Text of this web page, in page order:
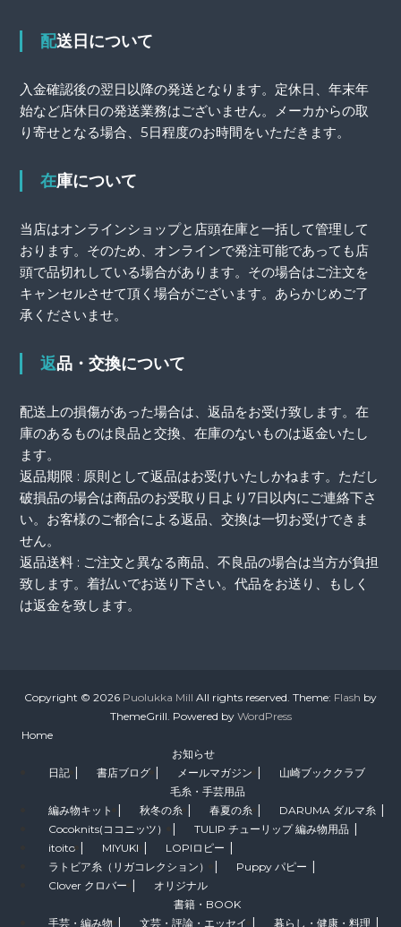
配送日について
入金確認後の翌日以降の発送となります。定休日、年末年
始など店休日の発送業務はございません。メーカからの取
り寄せとなる場合、5日程度のお時間をいただきます。
在庫について
当店はオンラインショップと店頭在庫と一括して管理して
おります。そのため、オンラインで発注可能であっても店
頭で品切れしている場合があります。その場合はご注文を
キャンセルさせて頂く場合がございます。あらかじめご了
承くださいませ。
返品・交換について
配送上の損傷があった場合は、返品をお受け致します。在
庫のあるものは良品と交換、在庫のないものは返金いたし
ます。
返品期限 : 原則として返品はお受けいたしかねます。ただし
破損品の場合は商品のお受取り日より7日以内にご連絡下さ
い。お客様のご都合による返品、交換は一切お受けできま
せん。
返品送料 : ご注文と異なる商品、不良品の場合は当方が負担
致します。着払いでお送り下さい。代品をお送り、もしく
は返金を致します。
Copyright © 2026 Puolukka Mill All rights reserved. Theme: Flash by
ThemeGrill. Powered by WordPress
Home
お知らせ
日記
書店ブログ メールマガジン
山崎ブッククラブ
毛糸・手芸用品
編み物キット
秋冬の糸 春夏の糸
DARUMA ダルマ糸
Cocoknits(ココニッツ）
TULIP チューリップ 編み物用品
itoito
MIYUKI
LOPIロピー
ラトビア糸（リガコレクション）
Puppy パピー
Clover クロバー
オリジナル
書籍・BOOK
手芸・編み物
文芸・評論・エッセイ 暮らし・健康・料理